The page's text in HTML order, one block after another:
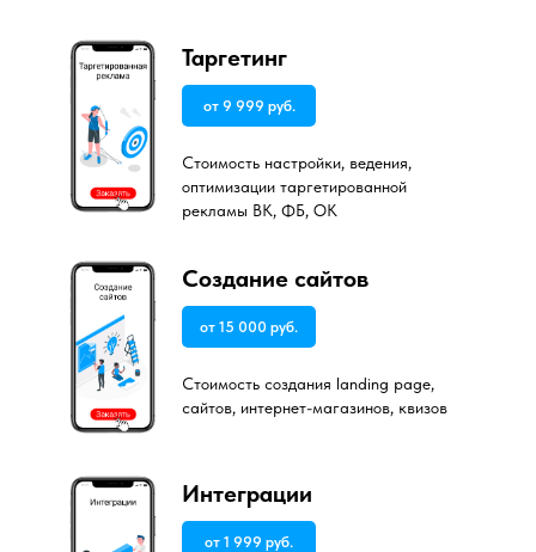
от 9 999 руб.
Стоимость настройки, ведения,
оптимизации таргетированной
рекламы ВК, ФБ, ОК
Таргетинг
от 15 000 руб.
Стоимость создания landing page,
сайтов, интернет-магазинов, квизов
Создание сайтов
от 1 999 руб.
Интеграции